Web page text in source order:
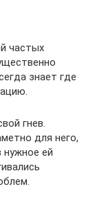
частых
знает где
гнев.
для него,
нужное ей